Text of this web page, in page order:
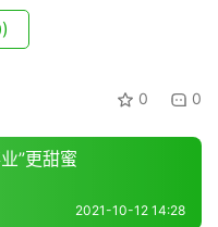
0 0
”更甜蜜
2021-10-12 14:28